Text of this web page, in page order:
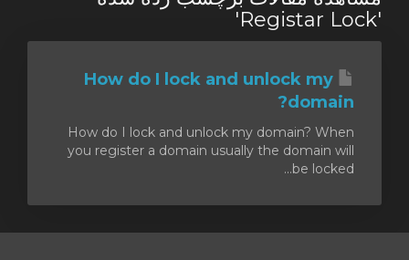
'Registar Lock'
How do I lock and unlock my
domain?
How do I lock and unlock my domain? When
you register a domain usually the domain will
be locked...